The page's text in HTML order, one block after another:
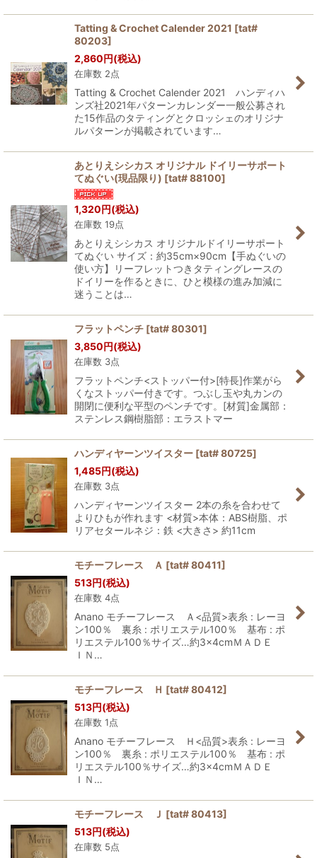
Tatting & Crochet Calender 2021 [tat#
80203]
2,860円(税込)
在庫数 2点
Tatting & Crochet Calender 2021 ハンディハ
ンズ社2021年パターンカレンダー一般公募され
た15作品のタティングとクロッシェのオリジナ
ルパターンが掲載されています…
あとりえシシカス オリジナル ドイリーサポート
てぬぐい(現品限り) [tat# 88100]
1,320円(税込)
在庫数 19点
あとりえシシカス オリジナルドイリーサポート
てぬぐい サイズ：約35cm×90cm【手ぬぐいの
使い方】リーフレットつきタティングレースの
ドイリーを作るときに、ひと模様の進み加減に
迷うことは…
フラットペンチ [tat# 80301]
3,850円(税込)
在庫数 3点
フラットペンチ<ストッパー付>[特長]作業がら
くなストッパー付きです。つぶし玉や丸カンの
開閉に便利な平型のペンチです。[材質]金属部：
ステンレス鋼樹脂部：エラストマー
ハンディヤーンツイスター [tat# 80725]
1,485円(税込)
在庫数 3点
ハンディヤーンツイスター 2本の糸を合わせて
よりひもが作れます <材質>本体：ABS樹脂、ポ
リアセタールネジ：鉄 <大きさ> 約11cm
モチーフレース Ａ [tat# 80411]
513円(税込)
在庫数 4点
Anano モチーフレース Ａ<品質>表糸 : レーヨ
ン100％ 裏糸 : ポリエステル100％ 基布 : ポ
リエステル100％サイズ…約3×4cmＭＡＤＥ
ＩＮ…
モチーフレース Ｈ [tat# 80412]
513円(税込)
在庫数 1点
Anano モチーフレース Ｈ<品質>表糸 : レーヨ
ン100％ 裏糸 : ポリエステル100％ 基布 : ポ
リエステル100％サイズ…約3×4cmＭＡＤＥ
ＩＮ…
モチーフレース Ｊ [tat# 80413]
513円(税込)
在庫数 5点